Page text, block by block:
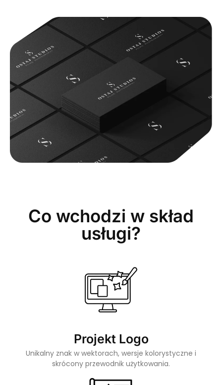
Co wchodzi w skład
usługi?
Projekt Logo
Unikalny znak w wektorach, wersje kolorystyczne i
skrócony przewodnik użytkowania.